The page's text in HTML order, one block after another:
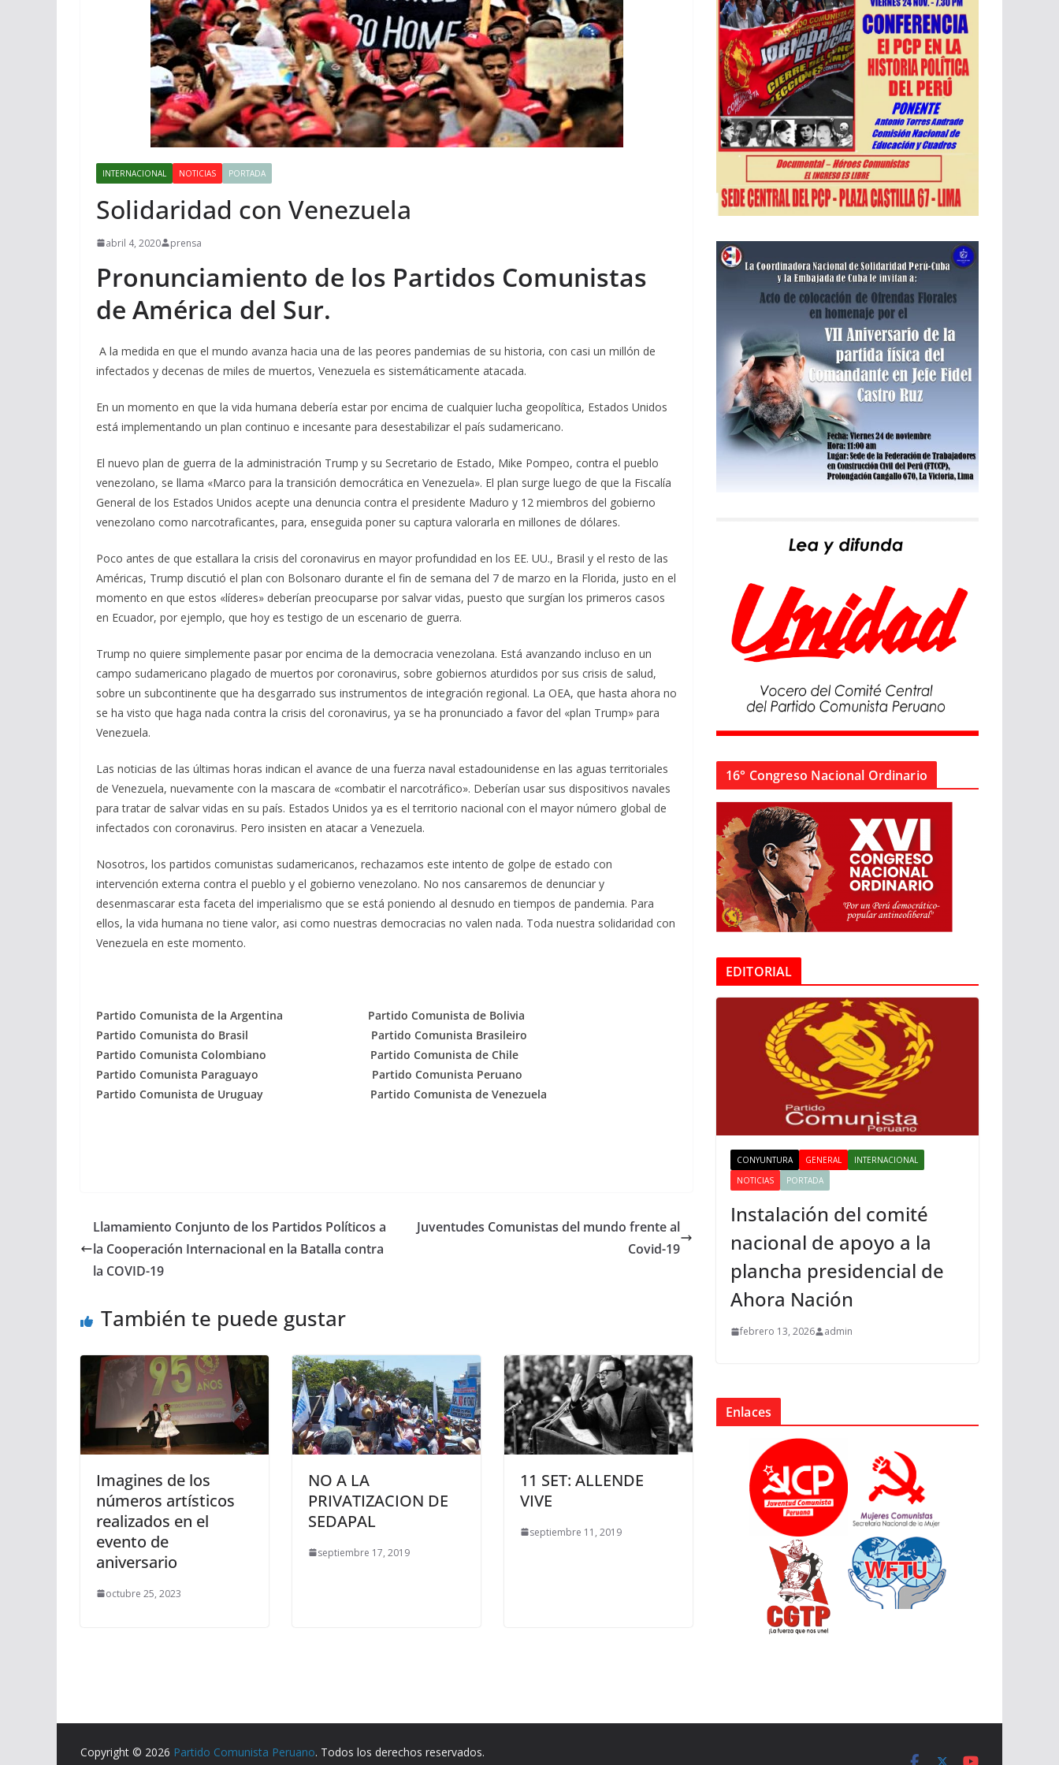
INTERNACIONAL NOTICIAS PORTADA
Solidaridad con Venezuela
abril 4, 2020 prensa
Pronunciamiento de los Partidos Comunistas
de América del Sur.
A la medida en que el mundo avanza hacia una de las peores pandemias de su historia, con casi un millón de
infectados y decenas de miles de muertos, Venezuela es sistemáticamente atacada.
En un momento en que la vida humana debería estar por encima de cualquier lucha geopolítica, Estados Unidos
está implementando un plan continuo e incesante para desestabilizar el país sudamericano.
El nuevo plan de guerra de la administración Trump y su Secretario de Estado, Mike Pompeo, contra el pueblo
venezolano, se llama «Marco para la transición democrática en Venezuela». El plan surge luego de que la Fiscalía
General de los Estados Unidos acepte una denuncia contra el presidente Maduro y 12 miembros del gobierno
venezolano como narcotraficantes, para, enseguida poner su captura valorarla en millones de dólares.
Poco antes de que estallara la crisis del coronavirus en mayor profundidad en los EE. UU., Brasil y el resto de las
Américas, Trump discutió el plan con Bolsonaro durante el fin de semana del 7 de marzo en la Florida, justo en el
momento en que estos «líderes» deberían preocuparse por salvar vidas, puesto que surgían los primeros casos
en Ecuador, por ejemplo, que hoy es testigo de un escenario de guerra.
Trump no quiere simplemente pasar por encima de la democracia venezolana. Está avanzando incluso en un
campo sudamericano plagado de muertos por coronavirus, sobre gobiernos aturdidos por sus crisis de salud,
sobre un subcontinente que ha desgarrado sus instrumentos de integración regional. La OEA, que hasta ahora no
se ha visto que haga nada contra la crisis del coronavirus, ya se ha pronunciado a favor del «plan Trump» para
Venezuela.
Las noticias de las últimas horas indican el avance de una fuerza naval estadounidense en las aguas territoriales
de Venezuela, nuevamente con la mascara de «combatir el narcotráfico». Deberían usar sus dispositivos navales
para tratar de salvar vidas en su país. Estados Unidos ya es el territorio nacional con el mayor número global de
infectados con coronavirus. Pero insisten en atacar a Venezuela.
Nosotros, los partidos comunistas sudamericanos, rechazamos este intento de golpe de estado con
intervención externa contra el pueblo y el gobierno venezolano. No nos cansaremos de denunciar y
desenmascarar esta faceta del imperialismo que se está poniendo al desnudo en tiempos de pandemia. Para
ellos, la vida humana no tiene valor, asi como nuestras democracias no valen nada. Toda nuestra solidaridad con
Venezuela en este momento.
Partido Comunista de la Argentina Partido Comunista de Bolivia
Partido Comunista do Brasil Partido Comunista Brasileiro
Partido Comunista Colombiano Partido Comunista de Chile
Partido Comunista Paraguayo Partido Comunista Peruano
Partido Comunista de Uruguay Partido Comunista de Venezuela
Llamamiento Conjunto de los Partidos Políticos a
la Cooperación Internacional en la Batalla contra
la COVID-19
Juventudes Comunistas del mundo frente al
Covid-19
También te puede gustar
Imagines de los
números artísticos
realizados en el
evento de
aniversario
octubre 25, 2023
NO A LA
PRIVATIZACION DE
SEDAPAL
septiembre 17, 2019
11 SET: ALLENDE
VIVE
septiembre 11, 2019
16° Congreso Nacional Ordinario
EDITORIAL
CONYUNTURA GENERAL
INTERNACIONAL
NOTICIAS
PORTADA
Instalación del comité
nacional de apoyo a la
plancha presidencial de
Ahora Nación
febrero 13, 2026 admin
Enlaces
Copyright © 2026 Partido Comunista Peruano. Todos los derechos reservados.